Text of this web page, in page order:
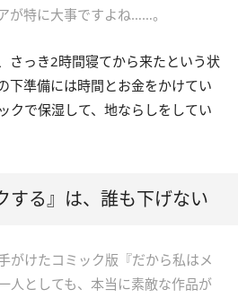
が特に大事ですよね……。
さっき2時間寝てから来たという状
下準備には時間とお金をかけてい
クで保湿して、地ならしをしてい
する』は、誰も下げない
けたコミック版『だから私はメ
人としても、本当に素敵な作品が